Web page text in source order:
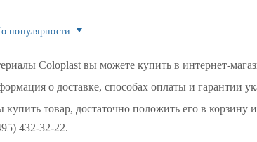
техники
популярности
Coloplast вы можете купить в интернет-
о доставке, способах оплаты и гарантии
купить товар, достаточно положить его в
432-32-22.